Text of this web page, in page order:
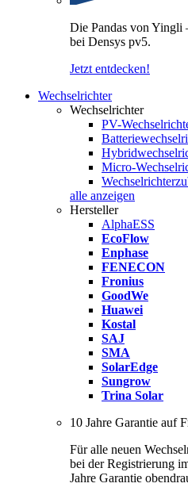
Die Pandas von
bei Densys pv5.
Jetzt entdecken!
Wechselrichter
Wechselrichter
PV-
Micro-
alle anzeigen
Hersteller
AlphaESS
EcoFlow
Enphase
FENECON
Fronius
GoodWe
Huawei
Kostal
SAJ
SMA
SolarEdge
Sungrow
Trina Solar
10 Jahre Garantie auf
Für alle neuen
bei der Registrierung
Jahre Garantie